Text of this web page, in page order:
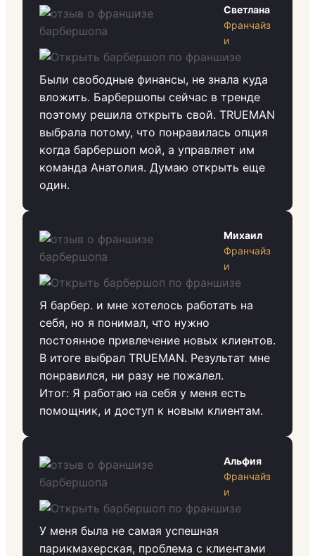
Светлана
Франчайз
и
Были свободные финансы, не знала куда
вложить. Барбершопы сейчас в тренде
поэтому решила открыть свой. TRUEMAN
выбрала потому, что понравилась опция
когда барбершоп мой, а управляет им
команда Анатолия. Думаю открыть еще
один.
Михаил
Франчайз
и
Я барбер. и мне хотелось работать на
себя, но я понимал, что нужно
постоянное привлечение новых клиентов.
В итоге выбрал TRUEMAN. Результат мне
понравился, ни разу не пожалел.
Итог: Я работаю на себя у меня есть
помощник, и доступ к новым клиентам.
Альфия
Франчайз
и
У меня была не самая успешная
парикмахерская, проблема с клиентами